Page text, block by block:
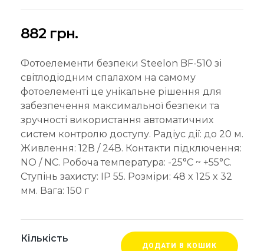
882 грн.
Фотоелементи безпеки Steelon BF-510 зі
світлодіодним спалахом на самому
фотоелементі це унікальне рішення для
забезпечення максимальної безпеки та
зручності використання автоматичних
систем контролю доступу. Радіус дії: до 20 м.
Живлення: 12В / 24В. Контакти підключення:
NO / NC. Робоча температура: -25°C ~ +55°C.
Ступінь захисту: IP 55. Розміри: 48 x 125 x 32
мм. Вага: 150 г
Кількість
ДОДАТИ В КОШИК